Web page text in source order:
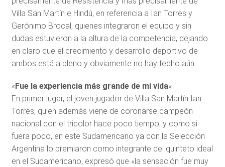
Villa San Martín e Hindú, en referencia a Ian Torres y
Gerónimo Brocal, quienes integraron el equipo y sin
dudas estuvieron a la altura de la competencia, dejando
en claro que el crecimiento y desarrollo deportivo de
ambos está a pleno y obviamente no hay techo aún.
«Fue la experiencia más grande de mi vida«
En primer lugar, el joven jugador de Villa San Martín Ian
Torres, quien además viene de coronarse campeón
nacional con el tricolor hace poco tiempo; y como si
fuera poco, en este Sudamericano ya con la Selección
Argentina lo premiaron como integrante del quinteto ideal
en el Sudamericano, expresó que «la sensación fue muy